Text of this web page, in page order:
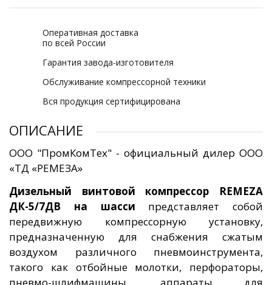
Оперативная доставка
по всей России
Гарантия завода-изготовителя
Обслуживание компрессорной техники
Вся продукция сертифицирована
ОПИСАНИЕ
ООО "ПромКомТех" - официальный дилер ООО
«ТД «РЕМЕЗА»
Дизельный винтовой компрессор REMEZA
ДК-5/7ДВ на шасси представляет собой
передвижную компрессорную установку,
предназначенную для снабжения сжатым
воздухом различного пневмоинструмента,
такого как отбойные молотки, перфораторы,